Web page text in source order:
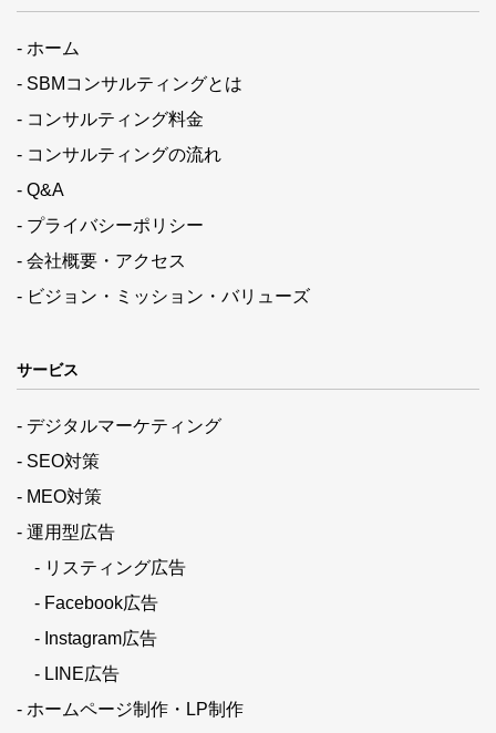
- ホーム
- SBMコンサルティングとは
- コンサルティング料金
- コンサルティングの流れ
- Q&A
- プライバシーポリシー
- 会社概要・アクセス
- ビジョン・ミッション・バリューズ
サービス
- デジタルマーケティング
- SEO対策
- MEO対策
- 運用型広告
- リスティング広告
- Facebook広告
- Instagram広告
- LINE広告
- ホームページ制作・LP制作